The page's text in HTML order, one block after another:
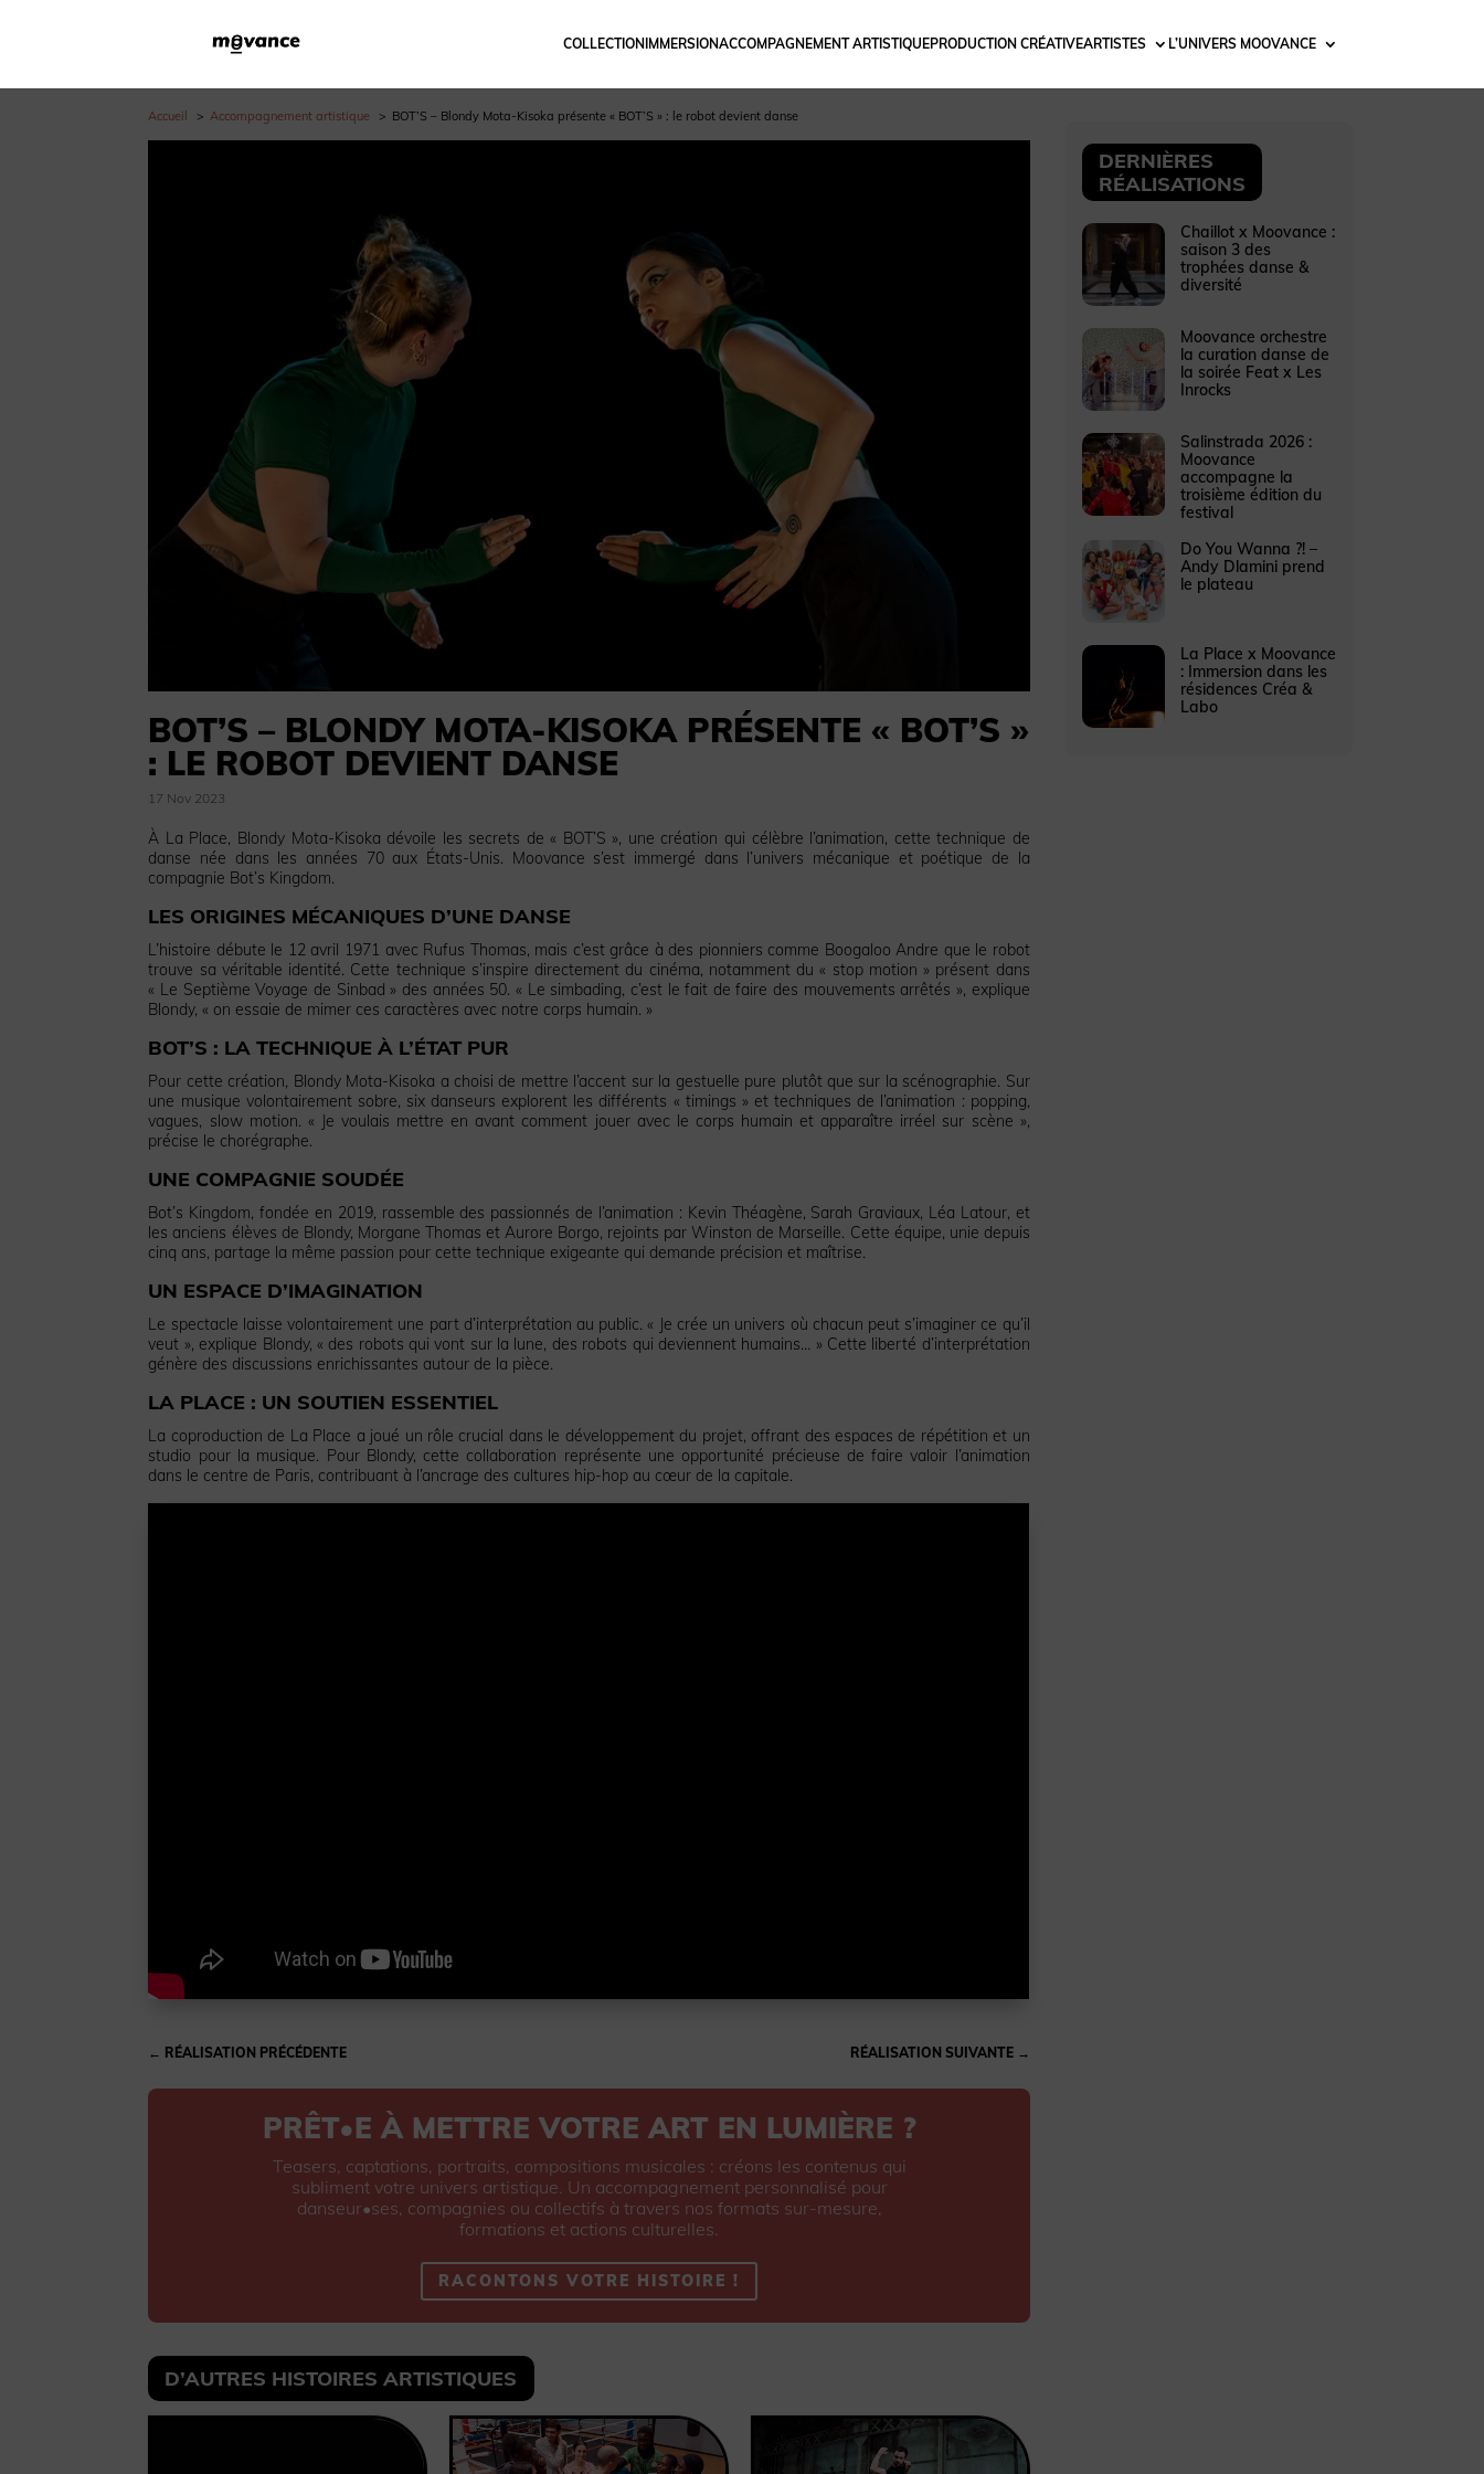
COLLECTION IMMERSIONACCOMPAGNEMENT ARTISTIQUEPRODUCTION CRÉATIVEARTISTES L’UNIVERS MOOVANCE
Accueil Accompagnement artistique BOT’S – Blondy Mota-Kisoka présente « BOT’S » : le robot devient danse
BOT’S – BLONDY MOTA-KISOKA PRÉSENTE « BOT’S »
: LE ROBOT DEVIENT DANSE
17 Nov 2023
À La Place, Blondy Mota-Kisoka dévoile les secrets de « BOT’S », une création qui célèbre l’animation, cette technique de
danse née dans les années 70 aux États-Unis. Moovance s’est immergé dans l’univers mécanique et poétique de la
compagnie Bot’s Kingdom.
LES ORIGINES MÉCANIQUES D’UNE DANSE
L’histoire débute le 12 avril 1971 avec Rufus Thomas, mais c’est grâce à des pionniers comme Boogaloo Andre que le robot
trouve sa véritable identité. Cette technique s’inspire directement du cinéma, notamment du « stop motion » présent dans
« Le Septième Voyage de Sinbad » des années 50. « Le simbading, c’est le fait de faire des mouvements arrêtés », explique
Blondy, « on essaie de mimer ces caractères avec notre corps humain. »
BOT’S : LA TECHNIQUE À L’ÉTAT PUR
Pour cette création, Blondy Mota-Kisoka a choisi de mettre l’accent sur la gestuelle pure plutôt que sur la scénographie. Sur
une musique volontairement sobre, six danseurs explorent les différents « timings » et techniques de l’animation : popping,
vagues, slow motion. « Je voulais mettre en avant comment jouer avec le corps humain et apparaître irréel sur scène »,
précise le chorégraphe.
UNE COMPAGNIE SOUDÉE
Bot’s Kingdom, fondée en 2019, rassemble des passionnés de l’animation : Kevin Théagène, Sarah Graviaux, Léa Latour, et
les anciens élèves de Blondy, Morgane Thomas et Aurore Borgo, rejoints par Winston de Marseille. Cette équipe, unie depuis
cinq ans, partage la même passion pour cette technique exigeante qui demande précision et maîtrise.
UN ESPACE D’IMAGINATION
Le spectacle laisse volontairement une part d’interprétation au public. « Je crée un univers où chacun peut s’imaginer ce qu’il
veut », explique Blondy, « des robots qui vont sur la lune, des robots qui deviennent humains… » Cette liberté d’interprétation
génère des discussions enrichissantes autour de la pièce.
LA PLACE : UN SOUTIEN ESSENTIEL
La coproduction de La Place a joué un rôle crucial dans le développement du projet, offrant des espaces de répétition et un
studio pour la musique. Pour Blondy, cette collaboration représente une opportunité précieuse de faire valoir l’animation
dans le centre de Paris, contribuant à l’ancrage des cultures hip-hop au cœur de la capitale.
← RÉALISATION PRÉCÉDENTE RÉALISATION SUIVANTE→
PRÊT•E À METTRE VOTRE ART EN LUMIÈRE ?
Teasers, captations, portraits, compositions musicales : créons les contenus qui
subliment votre univers artistique. Un accompagnement personnalisé pour
danseur•ses, compagnies ou collectifs à travers nos formats sur-mesure,
formations et actions culturelles.
RACONTONS VOTRE HISTOIRE !
D’AUTRES HISTOIRES ARTISTIQUES
DERNIÈRES
RÉALISATIONS
Chaillot x Moovance :
saison 3 des
trophées danse &
diversité
Moovance orchestre
la curation danse de
la soirée Feat x Les
Inrocks
Salinstrada 2026 :
Moovance
accompagne la
troisième édition du
festival
Do You Wanna ?! –
Andy Dlamini prend
le plateau
La Place x Moovance
: Immersion dans les
résidences Créa &
Labo